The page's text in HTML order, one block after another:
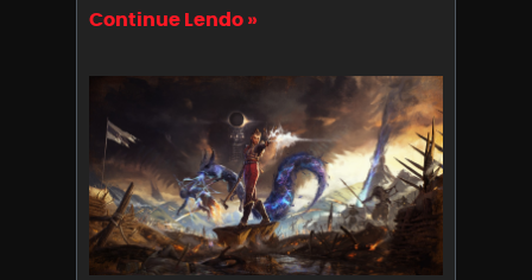
Continue Lendo »